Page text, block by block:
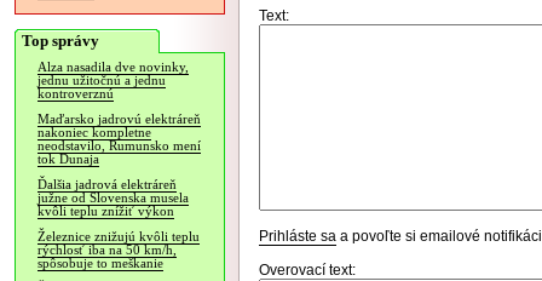
Top správy
Alza nasadila dve novinky,
jednu užitočnú a jednu
kontroverznú
Maďarsko jadrovú elektráreň
nakoniec kompletne
neodstavilo, Rumunsko mení
tok Dunaja
Ďalšia jadrová elektráreň
južne od Slovenska musela
kvôli teplu znížiť výkon
Železnice znižujú kvôli teplu
rýchlosť iba na 50 km/h,
spôsobuje to meškanie
Text:
Prihláste sa a povoľte si emailové
Overovací text: